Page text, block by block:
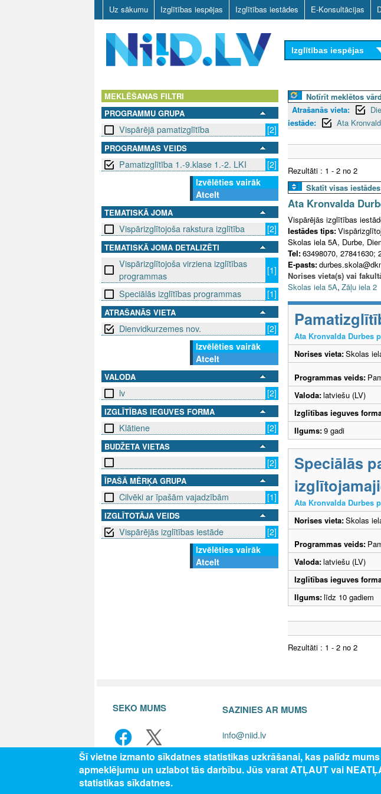
Skip
to
main
content
Uz sākumu Izglītības iespējas Izglītības iestādes E-Konsultācijas
D
V
Izglītības iespējas
MEKLĒŠANAS FILTRI
PROGRAMMU GRUPA
Vispārējā pamatizglītība [2]
PROGRAMMAS VEIDS
Pamatizglītība 1.-9.klase 1.-2. LKI
[2]
Izvēlēties vairāk
Atcelt
TEMATISKĀ JOMA
Vispārizglītojoša rakstura izglītība [2]
TEMATISKĀ JOMA DETALIZĒTI
Vispārizglītojoša virziena izglītības
programmas
[1]
Speciālās izglītības programmas
[1]
ATRAŠANĀS VIETA
Dienvidkurzemes nov.
[2]
Izvēlēties vairāk
Atcelt
VALODA
lv [2]
IZGLĪTĪBAS IEGUVES FORMA
Klātiene [2]
BUDŽETA VIETAS
[2]
ĪPAŠĀ MĒRĶA GRUPA
Cilvēki ar īpašām vajadzībām [1]
IZGLĪTOTĀJA VEIDS
Vispārējās izglītības iestāde
[2]
Izvēlēties vairāk
Atcelt
Notīrīt meklētos
Atrašanās vieta:
iestāde:
Ata
Rezultāti : 1 - 2 no 2
Skatīt visas
Ata Kronvalda
Vispārējās izglītības
Iestādes tips:
Skolas iela 5A, Durbe,
Tel:63498070, 27841630;
E-pasts:
Norises vieta(s) vai
Skolas iela 5A, Zāļu iela 2
Ata Kronvalda Durbes
Norises vieta:Skolas
Programmas veids:
Valoda:latviešu (LV)
Izglītības ieguves
Ilgums:9 gadi
Speciālās
Ata Kronvalda Durbes
Norises vieta:Skolas
Programmas veids:
Valoda:latviešu (LV)
Izglītības ieguves
Ilgums:līdz 10 gadiem
Rezultāti : 1 - 2 no 2
SEKO MUMS SAZINIES AR MUMS
info@niid.lv
Šī vietne izmanto sīkdatnes statistikas uzkrāšanai, kas palīdz
apmeklējumu un uzlabot tās darbību. Jūs varat ATĻAUT vai
statistikas sīkdatnes.